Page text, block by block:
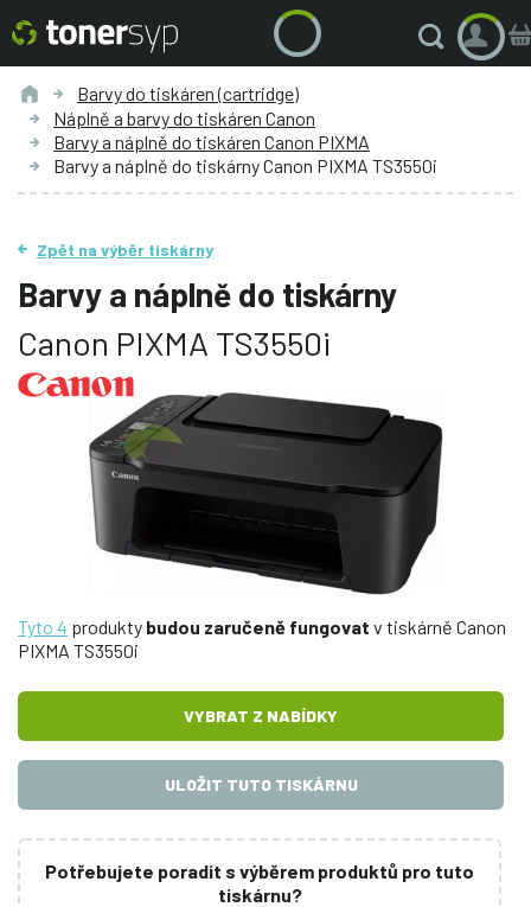
Barvy do tiskáren (cartridge)
Náplně a barvy do tiskáren Canon
Barvy a náplně do tiskáren Canon PIXMA
Barvy a náplně do tiskárny Canon PIXMA TS3550i
Zpět na výběr tiskárny
Barvy a náplně do tiskárny
Canon PIXMA TS3550i
Tyto 4 produkty budou zaručeně fungovat v tiskárně Canon
PIXMA TS3550i
VYBRAT Z NABÍDKY
ULOŽIT TUTO TISKÁRNU
Potřebujete poradit s výběrem produktů pro tuto
tiskárnu?